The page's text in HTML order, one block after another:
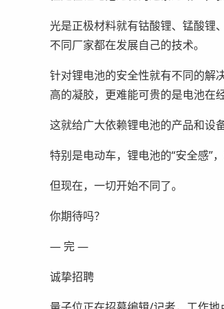
光是正极材料就有钴酸锂、锰酸锂
不同厂家都在发展自己的技术。
针对锂电池的安全性就有不同的解
高的凝胶，更难能可贵的是电池
这就给广大依赖锂电池的产品和设
特别是电动车，锂电池的“安全感”
但现在，一切开始不同了。
你期待吗？
— 完 —
诚挚招聘